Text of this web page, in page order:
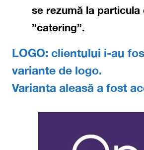
se rezumă la particula
”catering”.
LOGO: clientului i-au
variante de logo.
Varianta aleasă a fost